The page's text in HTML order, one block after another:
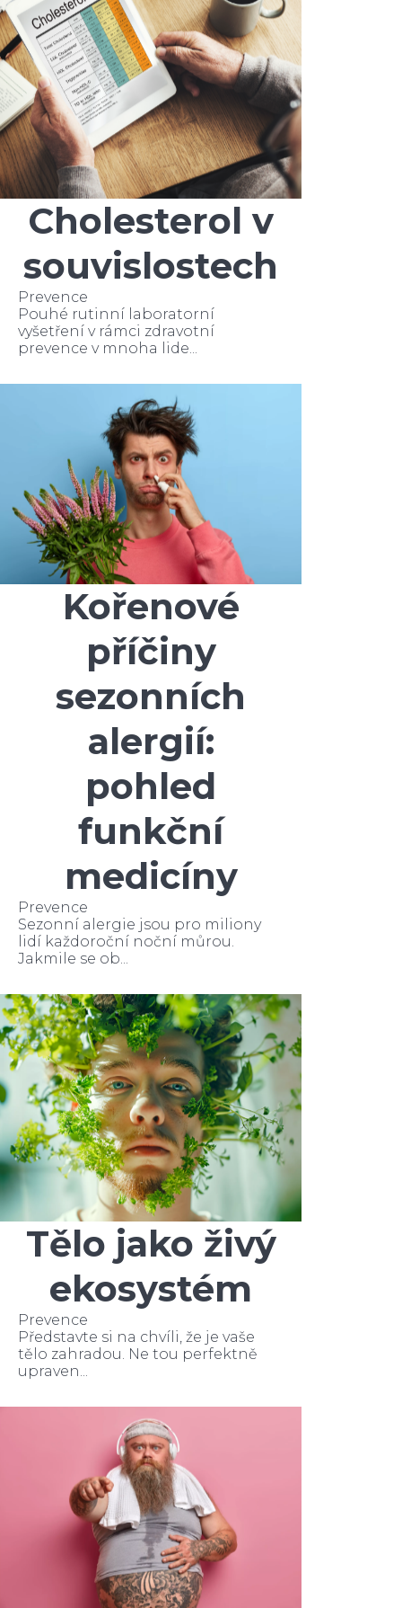
Cholesterol v
souvislostech
Prevence
Pouhé rutinní laboratorní
vyšetření v rámci zdravotní
prevence v mnoha lide...
Kořenové
příčiny
sezonních
alergií:
pohled
funkční
medicíny
Prevence
Sezonní alergie jsou pro miliony
lidí každoroční noční můrou.
Jakmile se ob...
Tělo jako živý
ekosystém
Prevence
Představte si na chvíli, že je vaše
tělo zahradou. Ne tou perfektně
upraven...